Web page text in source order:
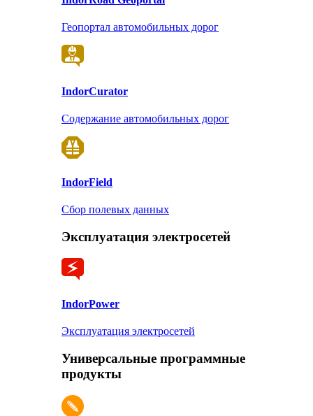
Геопортал автомобильных дорог
IndorCurator
Содержание автомобильных дорог
IndorField
Сбор полевых данных
Эксплуатация электросетей
IndorPower
Эксплуатация электросетей
Универсальные программные
продукты